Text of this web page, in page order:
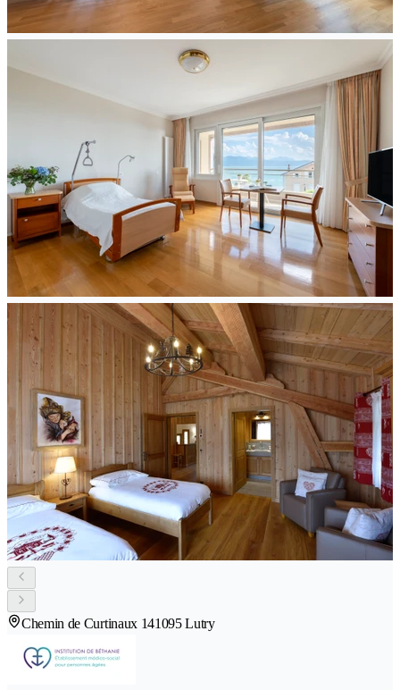
Chemin de Curtinaux 141095 Lutry